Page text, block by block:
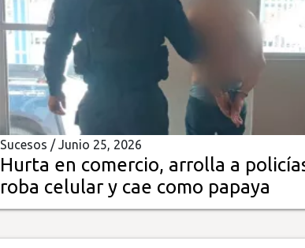
Sucesos /Junio 25, 2026
Hurta en comercio, arrolla a
roba celular y cae como papaya